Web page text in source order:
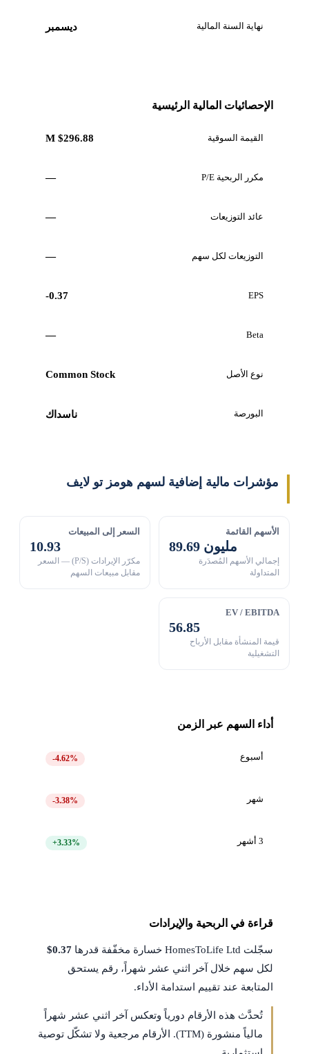
نهاية السنة المالية ديسمبر
الإحصائيات المالية الرئيسية
القيمة السوقية $296.88 M
مكرر الربحية P/E —
عائد التوزيعات —
التوزيعات لكل سهم —
EPS
-0.37
Beta
—
نوع الأصل Common Stock
البورصة ناسداك
مؤشرات مالية إضافية لسهم هومز تو لايف
الأسهم القائمة
89.69 مليون
إجمالي الأسهم المُصدَرة
المتداولة
السعر إلى المبيعات
10.93
مكرّر الإيرادات (P/S) — السعر
مقابل مبيعات السهم
EV / EBITDA
56.85
قيمة المنشأة مقابل الأرباح
التشغيلية
أداء السهم عبر الزمن
أسبوع -4.62%
شهر -3.38%
3 أشهر +3.33%
قراءة في الربحية والإيرادات
سجّلت HomesToLife Ltd خسارة مخفّفة قدرها
$0.37
لكل سهم خلال آخر اثني عشر شهراً، رقم يستحق
المتابعة عند تقييم استدامة الأداء.
تُحدَّث هذه الأرقام دورياً وتعكس آخر اثني عشر شهراً
مالياً منشورة (TTM). الأرقام مرجعية ولا تشكّل توصية